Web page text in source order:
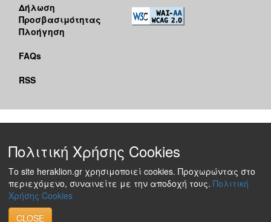
Δήλωση
Προσβασιμότητας
Πλοήγηση
FAQs
RSS
Πολιτική Χρήσης Cookies
Το site heraklion.gr χρησιμοποιεί cookies. Προχωρώντας στο
περιεχόμενο, συναινείτε με την αποδοχή τους. Πολιτική
Χρήσης Cookies
CLOSE